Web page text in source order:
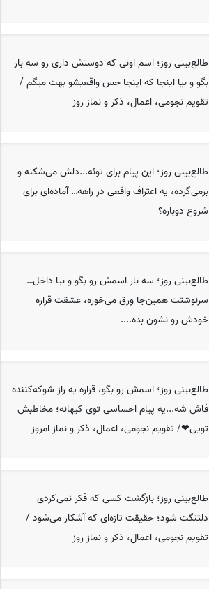
طالع‌بینی روز؛ اسم اونی که دوستش داری رو سه بار
بگو و بیا اینجا که اینجا حس واقعیشو بهت میگم /
تقویم نجومی، اعمال، ذکر و نماز روز
طالع‌بینی روز؛ این پیام برای توئه...دلش می‌شکنه و
برمی‌گرده، یه اعتراف واقعی در راهه… آماده‌ای برای
شروع دوباره؟
طالع‌بینی روز؛ سه بار اسمش رو بگو و بیا داخل…
سرنوشتت همین‌جا ورق می‌خوره، عشقت قراره
خودش رو نشون بده....
طالع‌بینی روز؛ اسمش رو بگو، قراره یه راز شوکه‌کننده
فاش شه...یه پیام احساسی توی کیهانه؛ مخاطبش
تویی❤/ تقویم نجومی، اعمال، ذکر و نماز امروز
طالع‌بینی روز؛ بازگشت کسی که فکر نمی‌کردی
دلتنگت شود؛ حقیقت تازه‌ای که آشکار می‌شود /
تقویم نجومی، اعمال، ذکر و نماز روز